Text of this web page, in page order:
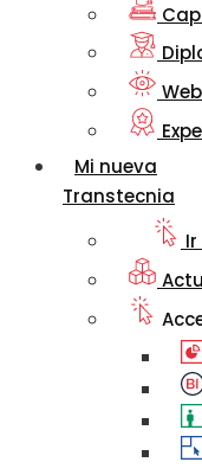
Mi nueva
Transtecnia